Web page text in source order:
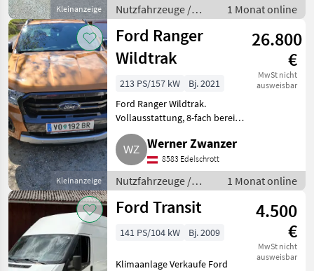
Kleinanzeige
Nutzfahrzeuge /
Lastwagen (LKW)
1 Monat online
Kleinanzeige
Ford Ranger
Wildtrak
26.800
€
MwSt nicht
ausweisbar
213 PS/157 kW
Bj. 2021
Ford Ranger Wildtrak.
Vollausstattung, 8-fach bereift
auf Alu, Kofferraumabdeckung,
Teilleder, Standheizung und
vieles mehr. Nutzfahrzeuge
Lastwagen (LKW)
Werner Zwanzer
8583 Edelschrott
Nutzfahrzeuge /
Lastwagen (LKW)
1 Monat online
Ford Transit
4.500
€
MwSt nicht
ausweisbar
141 PS/104 kW Bj. 2009
Klimaanlage Verkaufe Ford